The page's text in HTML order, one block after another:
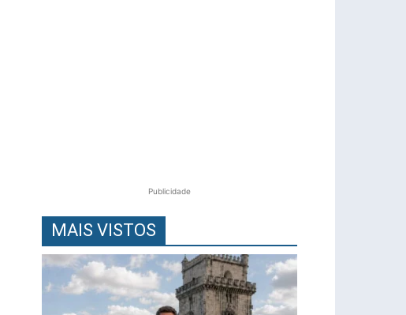
Publicidade
MAIS VISTOS